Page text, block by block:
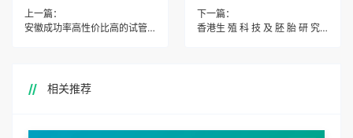
上一篇：
安徽成功率高性价比高的试管婴儿生殖中心
下一篇：
香港生 殖 科 技 及 胚 胎 研 究 實 務 守 則
相关推荐